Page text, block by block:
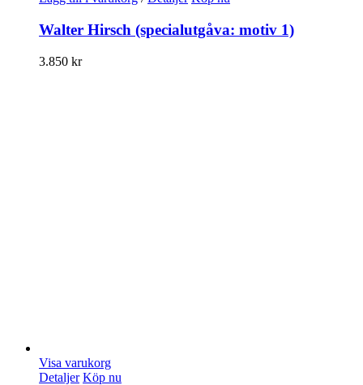
Walter Hirsch (specialutgåva: motiv 1)
3.850 kr
Visa varukorg
Detaljer Köp nu